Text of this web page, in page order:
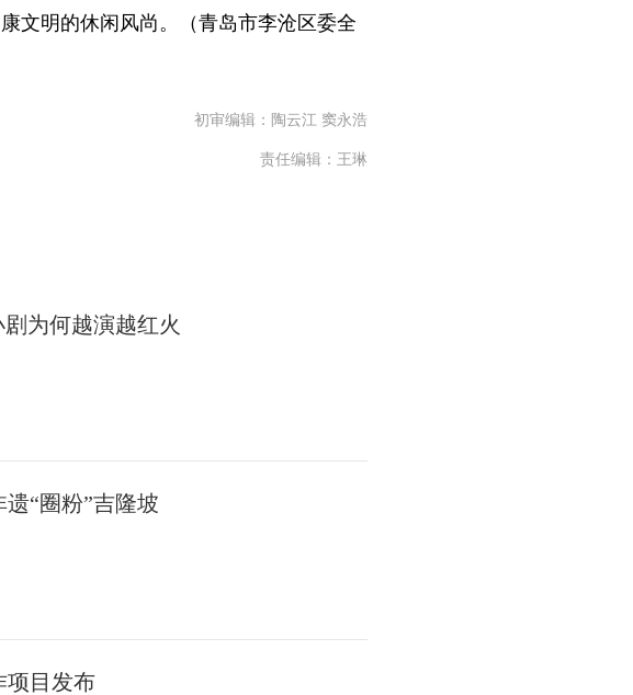
文明的休闲风尚。（青岛市李沧区委全
初审编辑：陶云江 窦永浩
责任编辑：王琳
为何越演越红火
“圈粉”吉隆坡
项目发布